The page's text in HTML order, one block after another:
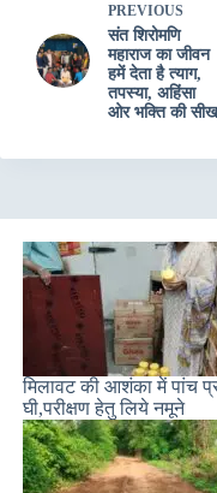
PREVIOUS
संत शिरोमणि
महाराज का जीवन
हमें देता है त्याग,
तपस्या, अहिंसा
ओर भक्ति की सीख
मिलावट की आशंका में पांच
घी,परीक्षण हेतु लिये नमूने